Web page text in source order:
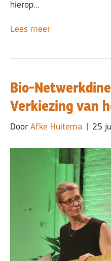
hierop…
Lees meer
Bio-
Verkiezing van
Door Afke Huitema 25